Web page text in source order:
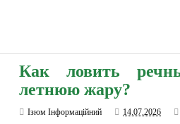
Как ловить
летнюю жару?
Ізюм Інформаційний 14.07.2026